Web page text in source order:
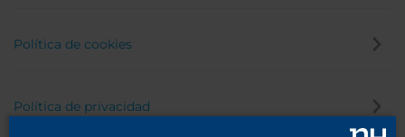
Política de cookies
Política de privacidad